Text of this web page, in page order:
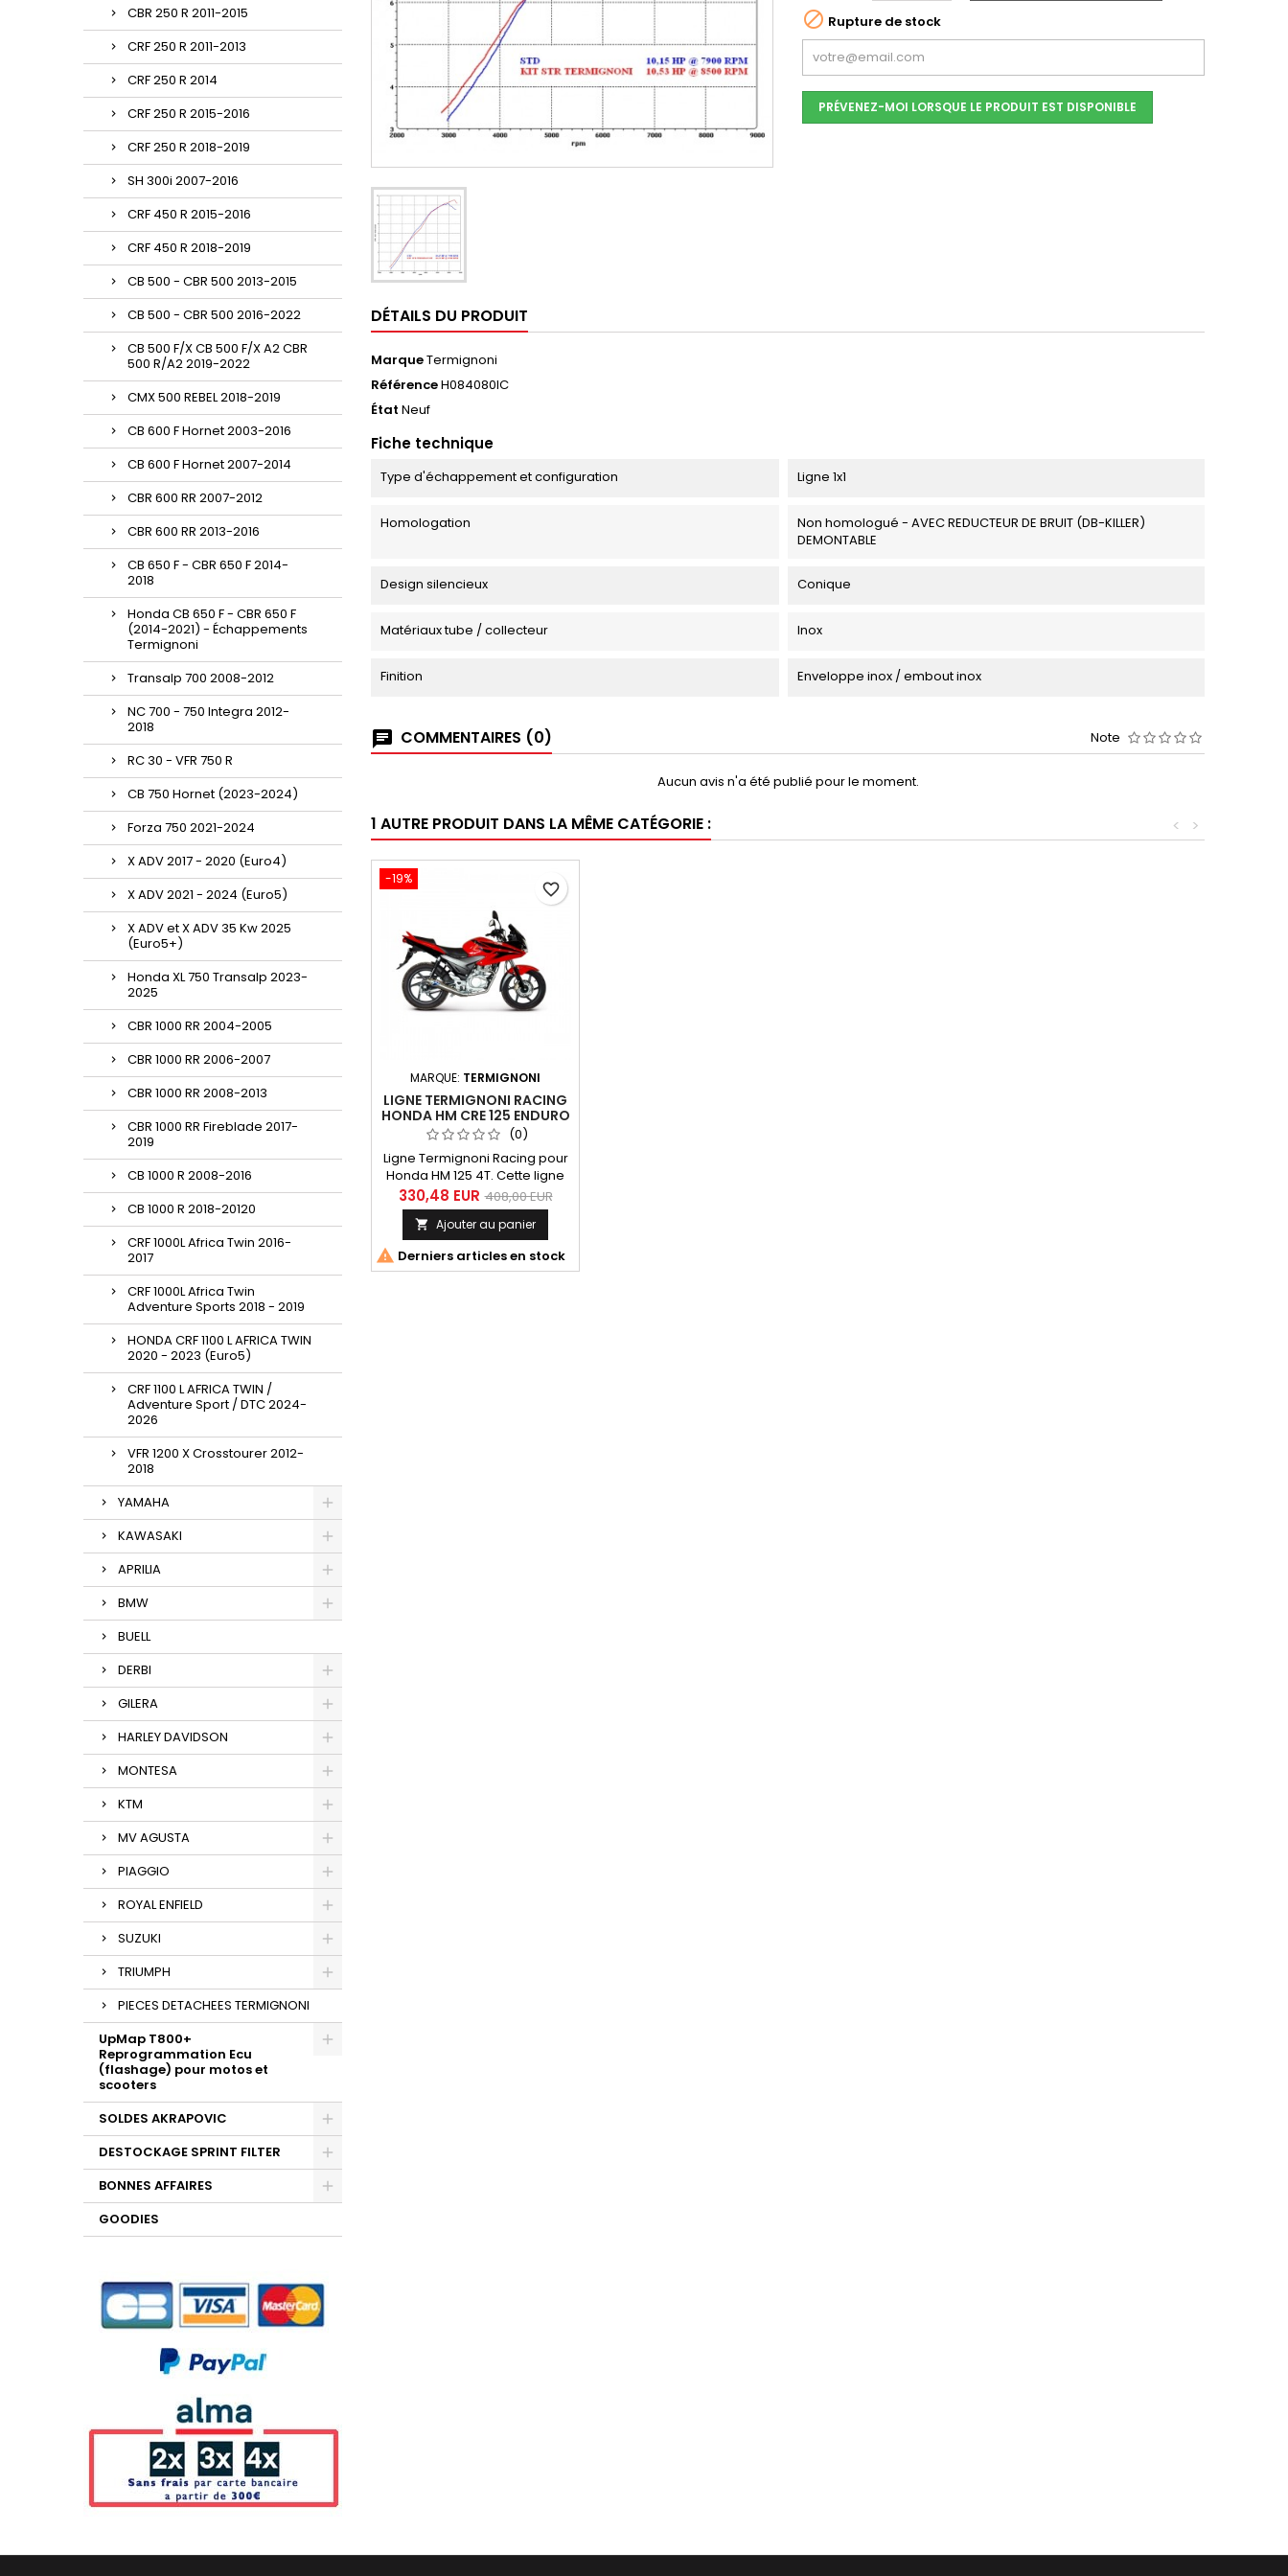
CBR 250 R 2011-2015
CRF 250 R 2011-2013
CRF 250 R 2014
CRF 250 R 2015-2016
CRF 250 R 2018-2019
SH 300i 2007-2016
CRF 450 R 2015-2016
CRF 450 R 2018-2019
CB 500 - CBR 500 2013-2015
CB 500 - CBR 500 2016-2022
CB 500 F/X CB 500 F/X A2 CBR
500 R/A2 2019-2022
CMX 500 REBEL 2018-2019
CB 600 F Hornet 2003-2016
CB 600 F Hornet 2007-2014
CBR 600 RR 2007-2012
CBR 600 RR 2013-2016
CB 650 F - CBR 650 F 2014-
2018
Honda CB 650 F - CBR 650 F
(2014-2021) - Échappements
Termignoni
Transalp 700 2008-2012
NC 700 - 750 Integra 2012-
2018
RC 30 - VFR 750 R
CB 750 Hornet (2023-2024)
Forza 750 2021-2024
X ADV 2017 - 2020 (Euro4)
X ADV 2021 - 2024 (Euro5)
X ADV et X ADV 35 Kw 2025
(Euro5+)
Honda XL 750 Transalp 2023-
2025
CBR 1000 RR 2004-2005
CBR 1000 RR 2006-2007
CBR 1000 RR 2008-2013
CBR 1000 RR Fireblade 2017-
2019
CB 1000 R 2008-2016
CB 1000 R 2018-20120
CRF 1000L Africa Twin 2016-
2017
CRF 1000L Africa Twin
Adventure Sports 2018 - 2019
HONDA CRF 1100 L AFRICA TWIN
2020 - 2023 (Euro5)
CRF 1100 L AFRICA TWIN /
Adventure Sport / DTC 2024-
2026
VFR 1200 X Crosstourer 2012-
2018
YAMAHA
KAWASAKI
APRILIA
BMW
BUELL
DERBI
GILERA
HARLEY DAVIDSON
MONTESA
KTM
MV AGUSTA
PIAGGIO
ROYAL ENFIELD
SUZUKI
TRIUMPH
PIECES DETACHEES TERMIGNONI
UpMap T800+
Reprogrammation Ecu
(flashage) pour motos et
scooters
SOLDES AKRAPOVIC
DESTOCKAGE SPRINT FILTER
BONNES AFFAIRES
GOODIES
 Rupture de stock
PRÉVENEZ-MOI LORSQUE LE PRODUIT EST DISPONIBLE
DÉTAILS DU PRODUIT
MarqueTermignoni
RéférenceH084080IC
État Neuf
Fiche technique
Type d'échappement et configuration Ligne 1x1
Homologation
Non homologué - AVEC REDUCTEUR DE BRUIT (DB-KILLER)
DEMONTABLE
Design silencieux Conique
Matériaux tube / collecteur Inox
Finition Enveloppe inox / embout inox
COMMENTAIRES (0) Note
Aucun avis n'a été publié pour le moment.
1 AUTRE PRODUIT DANS LA MÊME CATÉGORIE : >
<
-19%
MARQUE: TERMIGNONI
LIGNE TERMIGNONI RACING
HONDA HM CRE 125 ENDURO
(0)
Ligne Termignoni Racing pour
Honda HM 125 4T. Cette ligne
est compatible avec les
machines suivantes : - HM CRE
125 F - HM CRE F 125 RR, - HM
CRE F125 Compétition,
330,48 EUR 408,00 EUR
 Ajouter au panier
 Derniers articles en stock
favorite_border